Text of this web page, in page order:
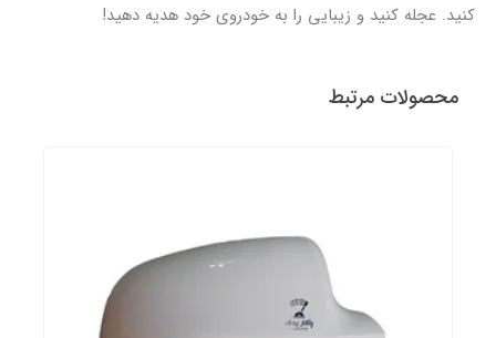
کنید. عجله کنید و زیبایی را به خودروی خود هدیه دهید!
محصولات مرتبط